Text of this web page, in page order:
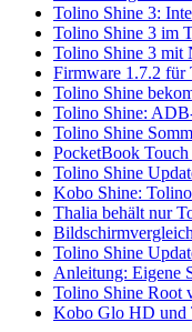
Tolino Shine 3:
Tolino Shine 3 im
Tolino Shine 3 mit
Firmware 1.7.2 für
Tolino Shine
Tolino Shine:
Tolino Shine
PocketBook
Tolino Shine
Kobo Shine:
Thalia behält nur
Tolino Shine
Anleitung: Eigene
Tolino Shine Root
Kobo Glo HD und